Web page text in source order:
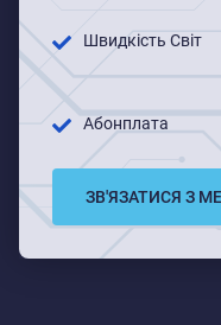
Швидкість Світ
Абонплата
ЗВ'ЯЗАТИСЯ З